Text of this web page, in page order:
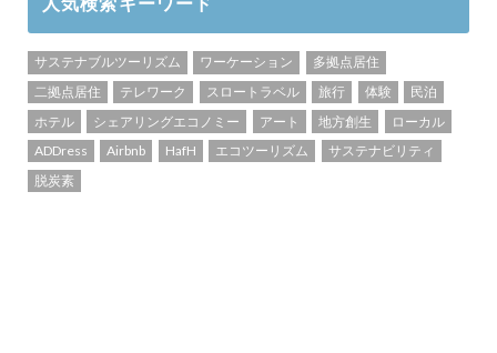
サステナブルツーリズム ワーケーション
多拠点居住
二拠点居住
テレワーク スロートラベル 旅行 体験
民泊
ホテル
シェアリングエコノミー アート 地方創生
ローカル
ADDress
Airbnb HafH エコツーリズム
サステナビリティ
脱炭素